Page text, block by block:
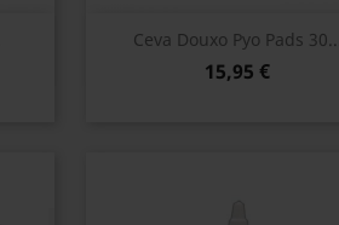
Ceva Douxo Pyo Pads 30...
15,95 €
Vista rápida